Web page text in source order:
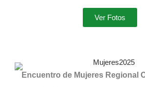
Ver Fotos
Encuentro de Mujeres Regional